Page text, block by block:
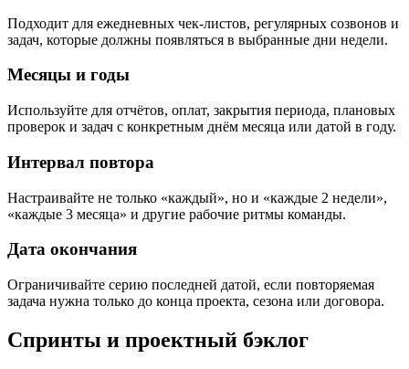
Подходит для ежедневных чек-листов, регулярных созвонов и
задач, которые должны появляться в выбранные дни недели.
Месяцы и годы
Используйте для отчётов, оплат, закрытия периода, плановых
проверок и задач с конкретным днём месяца или датой в году.
Интервал повтора
Настраивайте не только «каждый», но и «каждые 2 недели»,
«каждые 3 месяца» и другие рабочие ритмы команды.
Дата окончания
Ограничивайте серию последней датой, если повторяемая
задача нужна только до конца проекта, сезона или договора.
Спринты и проектный бэклог